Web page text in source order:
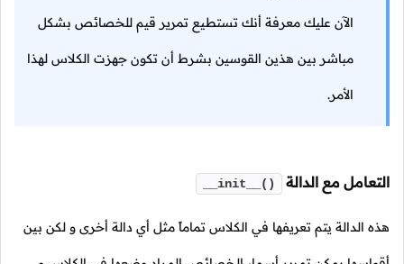
الآن عليك معرفة أنك تستطيع تمرير قيم للخصائص بشكل
مباشر بين هذين القوسين بشرط أن تكون جهزت الكلاس لهذا
الأمر.
التعامل مع الدالة __init__()
هذه الدالة يتم تعريفها في الكلاس تماماً مثل أي دالة أخرى و لكن بين